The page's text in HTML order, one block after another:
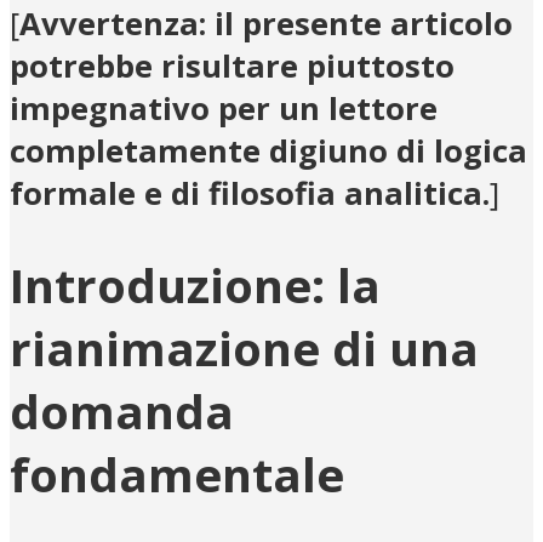
[Avvertenza: il presente articolo
potrebbe risultare piuttosto
impegnativo per un lettore
completamente digiuno di logica
formale e di filosofia analitica.]
Introduzione: la
rianimazione di una
domanda
fondamentale